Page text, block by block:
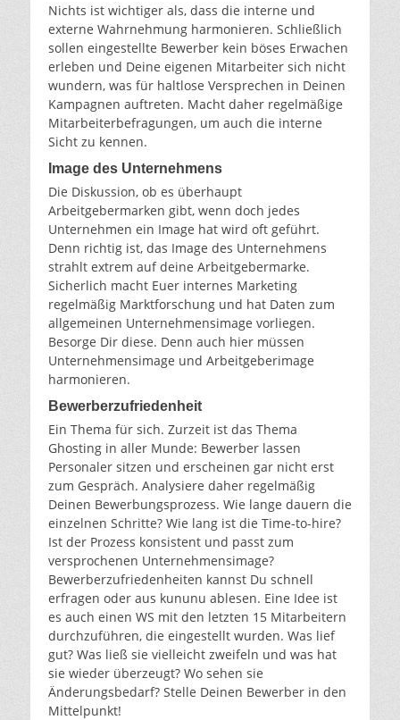
Nichts ist wichtiger als, dass die interne und
externe Wahrnehmung harmonieren. Schließlich
sollen eingestellte Bewerber kein böses Erwachen
erleben und Deine eigenen Mitarbeiter sich nicht
wundern, was für haltlose Versprechen in Deinen
Kampagnen auftreten. Macht daher regelmäßige
Mitarbeiterbefragungen, um auch die interne
Sicht zu kennen.
Image des Unternehmens
Die Diskussion, ob es überhaupt
Arbeitgebermarken gibt, wenn doch jedes
Unternehmen ein Image hat wird oft geführt.
Denn richtig ist, das Image des Unternehmens
strahlt extrem auf deine Arbeitgebermarke.
Sicherlich macht Euer internes Marketing
regelmäßig Marktforschung und hat Daten zum
allgemeinen Unternehmensimage vorliegen.
Besorge Dir diese. Denn auch hier müssen
Unternehmensimage und Arbeitgeberimage
harmonieren.
Bewerberzufriedenheit
Ein Thema für sich. Zurzeit ist das Thema
Ghosting in aller Munde: Bewerber lassen
Personaler sitzen und erscheinen gar nicht erst
zum Gespräch. Analysiere daher regelmäßig
Deinen Bewerbungsprozess. Wie lange dauern die
einzelnen Schritte? Wie lang ist die Time-to-hire?
Ist der Prozess konsistent und passt zum
versprochenen Unternehmensimage?
Bewerberzufriedenheiten kannst Du schnell
erfragen oder aus kununu ablesen. Eine Idee ist
es auch einen WS mit den letzten 15 Mitarbeitern
durchzuführen, die eingestellt wurden. Was lief
gut? Was ließ sie vielleicht zweifeln und was hat
sie wieder überzeugt? Wo sehen sie
Änderungsbedarf? Stelle Deinen Bewerber in den
Mittelpunkt!